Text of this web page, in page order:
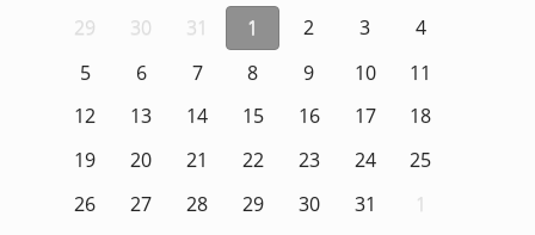
29 30 31 1 2 3
4
5
6 7 8 9 10
11
12
13 14 15 16 17
18
19
20 21 22 23 24
25
26
27 28 29 30 31 1